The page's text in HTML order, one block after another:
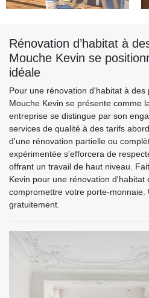
Rénovation d’habitat à
Mouche Kevin se
idéale
Pour une rénovation d'habitat à des
Mouche Kevin se présente comme
entreprise se distingue par son
services de qualité à des tarifs
d'une rénovation partielle ou
expérimentée s'efforcera de
offrant un travail de haut niveau.
Kevin pour une rénovation d'habitat
compromettre votre porte-monnaie.
gratuitement.